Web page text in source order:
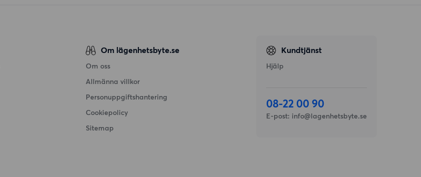
Om lägenhetsbyte.se
Om oss
Allmänna villkor
Personuppgiftshantering
Cookiepolicy
Sitemap
Kundtjänst
Hjälp
08-22 00 90
E-post: info@lagenhetsbyte.se